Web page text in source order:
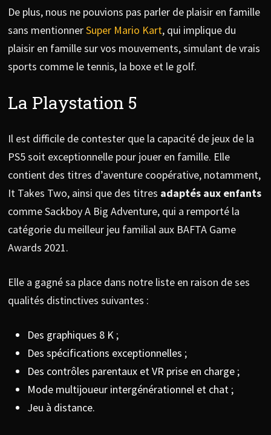
De plus, nous ne pouvions pas parler de plaisir en famille
sans mentionnerSuper Mario Kart, qui implique du
plaisir en famille sur vos mouvements, simulant de vrais
sports comme le tennis, la boxe et le golf.
La Playstation 5
Il est difficile de contester que la capacité de jeux de la
PS5 soit exceptionnelle pour jouer en famille. Elle
contient des titres d’aventure coopérative, notamment,
It Takes Two, ainsi que des titres adaptés aux enfants
comme Sackboy A Big Adventure, qui a remporté la
catégorie du meilleur jeu familial aux BAFTA Game
Awards 2021.
Elle a gagné sa place dans notre liste en raison de ses
qualités distinctives suivantes :
Des graphiques 8 K ;
Des spécifications exceptionnelles ;
Des contrôles parentaux et VR prise en charge ;
Mode multijoueur intergénérationnel et chat ;
Jeu à distance.